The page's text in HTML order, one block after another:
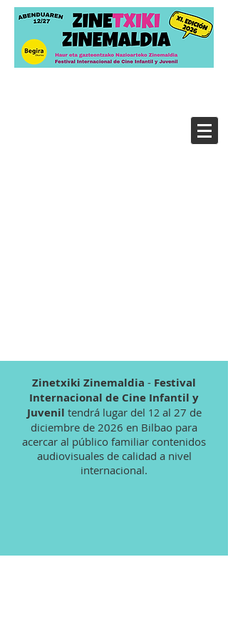
Zinetxiki Zinemaldia - Festival
Internacional de Cine Infantil y
Juvenil tendrá lugar del 12al 27 de
diciembre de 2026 en Bilbao para
acercar al público familiar contenidos
audiovisuales de calidad a nivel
internacional.